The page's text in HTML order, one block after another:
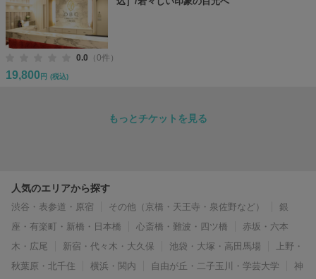
0.0 （0件）
19,800 円 (税込)
もっとチケットを見る
人気のエリアから探す
渋谷・表参道・原宿 その他（京橋・天王寺・泉佐野など）
銀
座・有楽町・新橋・日本橋
心斎橋・難波・四ツ橋
赤坂・六本
木・広尾
新宿・代々木・大久保 池袋・大塚・高田馬場
上野・
秋葉原・北千住
横浜・関内 自由が丘・二子玉川・学芸大学
神